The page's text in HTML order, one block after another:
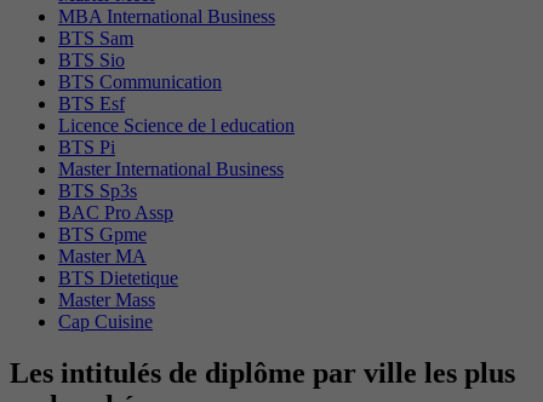
MBA International Business
BTS Sam
BTS Sio
BTS Communication
BTS Esf
Licence Science de l education
BTS Pi
Master International Business
BTS Sp3s
BAC Pro Assp
BTS Gpme
Master MA
BTS Dietetique
Master Mass
Cap Cuisine
Les intitulés de diplôme par ville les plus